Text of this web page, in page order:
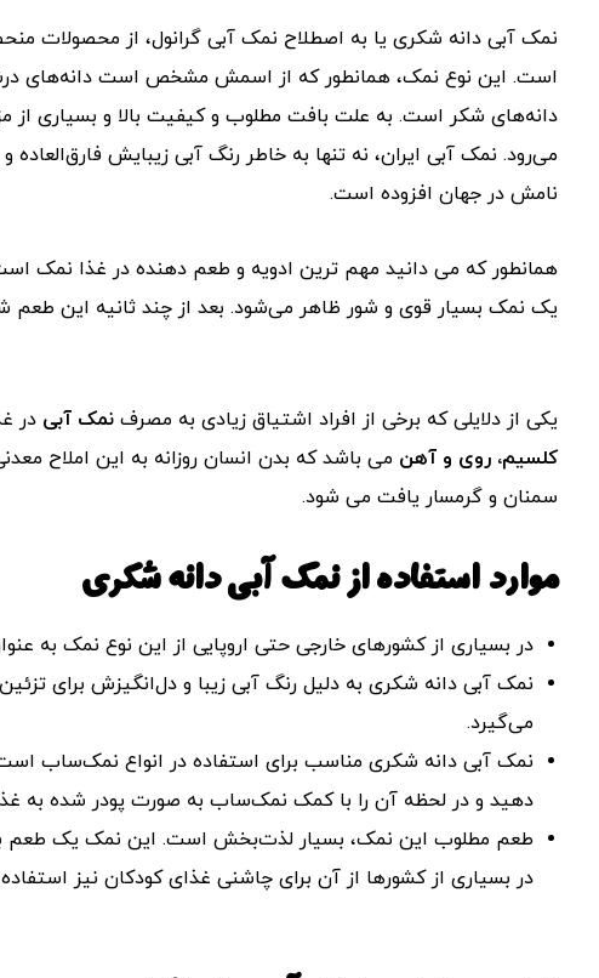
نمک آبی دانه شکری یا به اصطلاح نمک آبی گرانول، از محصولات
است. این نوع نمک، همانطور که از اسمش مشخص است دانه‌های
دانه‌های شکر است. به علت بافت مطلوب و کیفیت بالا و بسیاری از
می‌رود. نمک آبی ایران، نه تنها به خاطر رنگ آبی زیبایش
نامش در جهان افزوده است.
همانطور که می دانید مهم ترین ادویه و طعم دهنده در غذا نمک
یک نمک بسیار قوی و شور ظاهر می‌شود. بعد از چند ثانیه این طعم
یکی از دلایلی که برخی از افراد اشتیاق زیادی به مصرف نمک آبی در
کلسیم، روی و آهن می باشد که بدن انسان روزانه به این املاح
سمنان و گرمسار یافت می شود.
موارد استفاده از نمک آبی دانه شکری
در بسیاری از کشورهای خارجی حتی اروپایی از این نوع نمک به
نمک آبی دانه شکری به دلیل رنگ آبی زیبا و دل‌انگیزش برای
می‌گیرد.
نمک آبی دانه شکری مناسب برای استفاده در انواع نمک‌ساب است.
دهید و در لحظه آن را با کمک نمک‌ساب به صورت پودر شده به
طعم مطلوب این نمک، بسیار لذت‌بخش است. این نمک یک طعم
در بسیاری از کشورها از آن برای چاشنی غذای کودکان نیز